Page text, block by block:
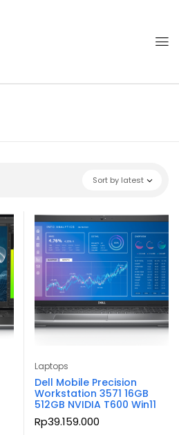
Sort by latest
Laptops
Dell Mobile Precision
Workstation 3571 16GB
512GB NVIDIA T600 Win11
Rp39.159.000